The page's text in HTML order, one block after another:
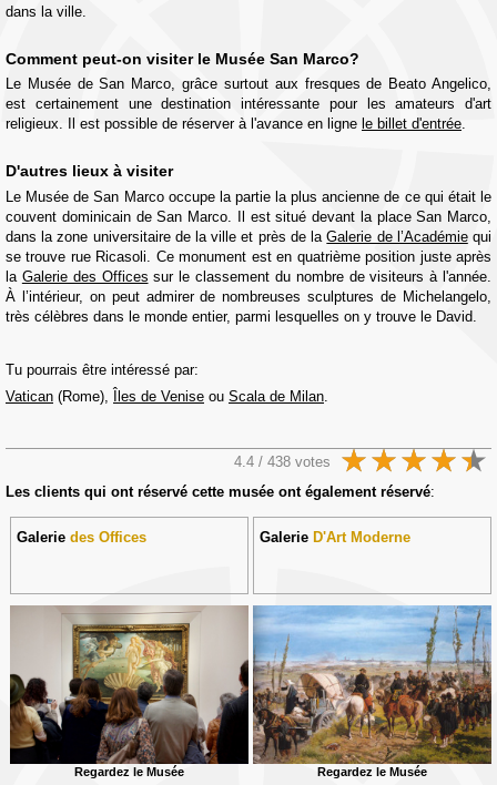
dans la ville.
Comment peut-on visiter le Musée San Marco?
Le Musée de San Marco, grâce surtout aux fresques de Beato Angelico,
est certainement une destination intéressante pour les amateurs d'art
religieux. Il est possible de réserver à l'avance en ligne le billet d'entrée.
D'autres lieux à visiter
Le Musée de San Marco occupe la partie la plus ancienne de ce qui était le
couvent dominicain de San Marco. Il est situé devant la place San Marco,
dans la zone universitaire de la ville et près de laGalerie de l’Académiequi
se trouve rue Ricasoli. Ce monument est en quatrième position juste après
la Galerie des Offices sur le classement du nombre de visiteurs à l'année.
À l’intérieur, on peut admirer de nombreuses sculptures de Michelangelo,
très célèbres dans le monde entier, parmi lesquelles on y trouve le David.
Tu pourrais être intéressé par:
Vatican (Rome), Îles de Venise ou Scala de Milan.
4.4 / 438 votes
Les clients qui ont réservé cette musée ont également réservé:
Galeriedes Offices
Regardez le Musée
GalerieD'Art Moderne
Regardez le Musée